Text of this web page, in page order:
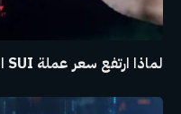
لماذا ارتفع سعر عملة SUI اليوم؟